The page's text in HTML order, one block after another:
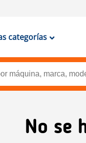
categorías
No se